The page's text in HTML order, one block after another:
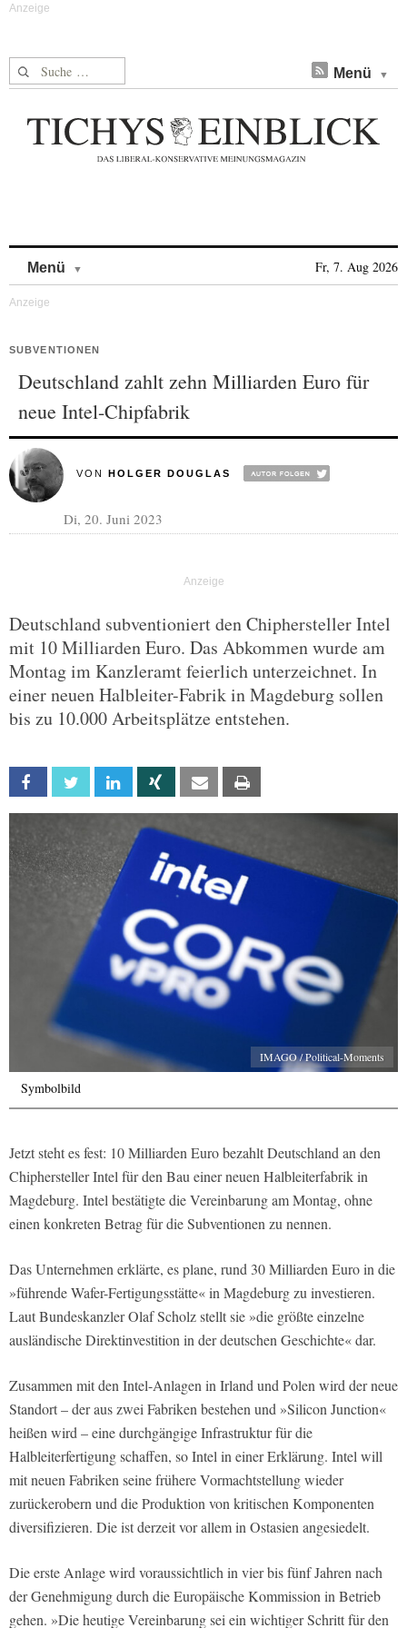
Suche nach: Menü
Menü Fr, 7. Aug 2026
SUBVENTIONEN
Deutschland zahlt zehn Milliarden Euro für
neue Intel-Chipfabrik
VON HOLGER DOUGLAS
Di, 20. Juni 2023
Deutschland subventioniert den Chiphersteller Intel
mit 10 Milliarden Euro. Das Abkommen wurde am
Montag im Kanzleramt feierlich unterzeichnet. In
einer neuen Halbleiter-Fabrik in Magdeburg sollen
bis zu 10.000 Arbeitsplätze entstehen.
Facebook Twitter Linkedin Xing Email
IMAGO / Political-Moments
Symbolbild
Jetzt steht es fest: 10 Milliarden Euro bezahlt Deutschland an den
Chiphersteller Intel für den Bau einer neuen Halbleiterfabrik in
Magdeburg. Intel bestätigte die Vereinbarung am Montag, ohne
einen konkreten Betrag für die Subventionen zu nennen.
Das Unternehmen erklärte, es plane, rund 30 Milliarden Euro in die
»führende Wafer-Fertigungsstätte« in Magdeburg zu investieren.
Laut Bundeskanzler Olaf Scholz stellt sie »die größte einzelne
ausländische Direktinvestition in der deutschen Geschichte« dar.
Zusammen mit den Intel-Anlagen in Irland und Polen wird der neue
Standort – der aus zwei Fabriken bestehen und »Silicon Junction«
heißen wird – eine durchgängige Infrastruktur für die
Halbleiterfertigung schaffen, so Intel in einer Erklärung. Intel will
mit neuen Fabriken seine frühere Vormachtstellung wieder
zurückerobern und die Produktion von kritischen Komponenten
diversifizieren. Die ist derzeit vor allem in Ostasien angesiedelt.
Die erste Anlage wird voraussichtlich in vier bis fünf Jahren nach
der Genehmigung durch die Europäische Kommission in Betrieb
gehen. »Die heutige Vereinbarung sei ein wichtiger Schritt für den